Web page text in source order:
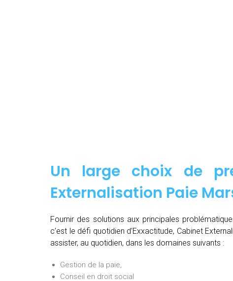
Un large choix de
Externalisation Paie
Fournir des solutions aux principales
c’est le défi quotidien d’Exxactitude, Cabinet
assister, au quotidien, dans les domaines suivants :
Gestion de la paie,
Conseil en droit social